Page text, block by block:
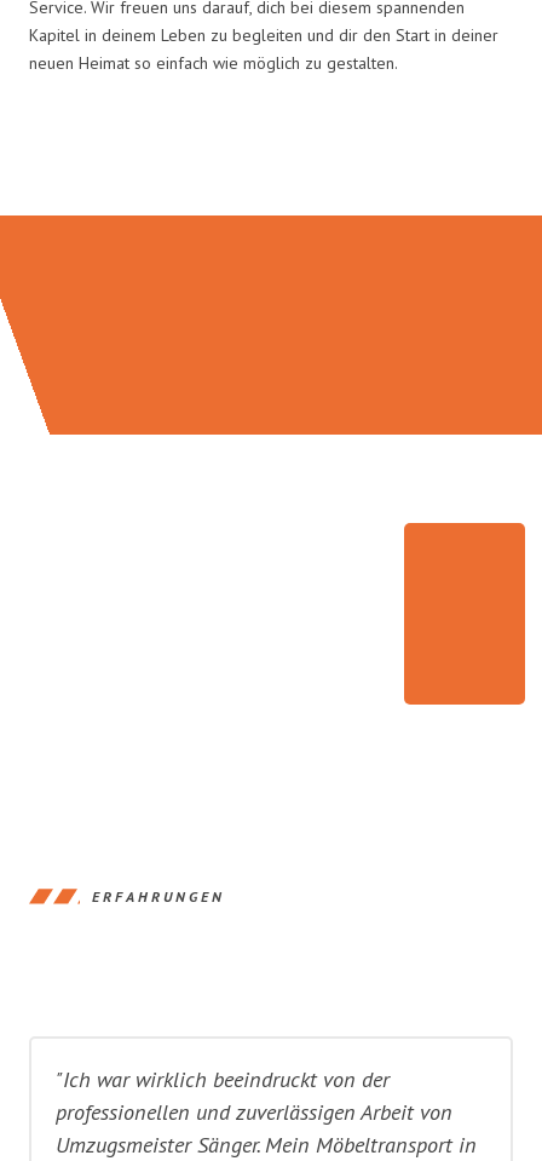
Service. Wir freuen uns darauf, dich bei diesem spannenden
Kapitel in deinem Leben zu begleiten und dir den Start in deiner
neuen Heimat so einfach wie möglich zu gestalten.
ERFAHRUNGEN
"Ich war wirklich beeindruckt von der
professionellen und zuverlässigen Arbeit von
Umzugsmeister Sänger. Mein Möbeltransport in